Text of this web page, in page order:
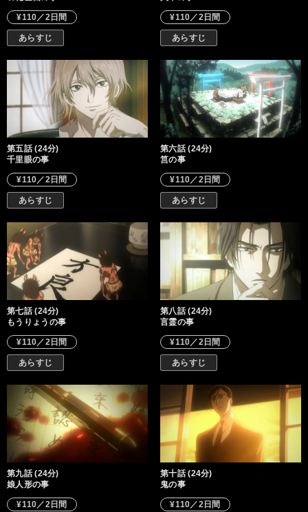
¥110／2日間
あらすじ
¥110／2日間
あらすじ
第五話 (24分)
千里眼の事
¥110／2日間
あらすじ
第六話 (24分)
筥の事
¥110／2日間
あらすじ
第七話 (24分)
もうりょうの事
¥110／2日間
あらすじ
第八話 (24分)
言霊の事
¥110／2日間
あらすじ
第九話 (24分)
娘人形の事
¥110／2日間
第十話 (24分)
鬼の事
¥110／2日間